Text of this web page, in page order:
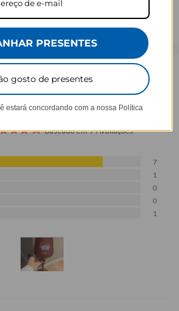
dos consumidores
Baseado em 9 Avaliações
7
1
0
0
1
PRESENTES
gosto de presentes
estará concordando com a nossa Política